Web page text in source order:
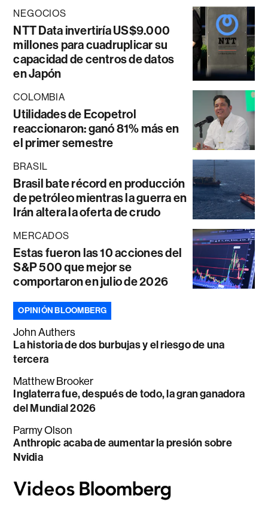
NEGOCIOS
NTT Data invertiría US$9.000
millones para cuadruplicar su
capacidad de centros de datos
en Japón
COLOMBIA
Utilidades de Ecopetrol
reaccionaron: ganó 81% más en
el primer semestre
BRASIL
Brasil bate récord en producción
de petróleo mientras la guerra en
Irán altera la oferta de crudo
MERCADOS
Estas fueron las 10 acciones del
S&P 500 que mejor se
comportaron en julio de 2026
OPINIÓN BLOOMBERG
John Authers
La historia de dos burbujas y el riesgo de una
tercera
Matthew Brooker
Inglaterra fue, después de todo, la gran ganadora
del Mundial 2026
Parmy Olson
Anthropic acaba de aumentar la presión sobre
Nvidia